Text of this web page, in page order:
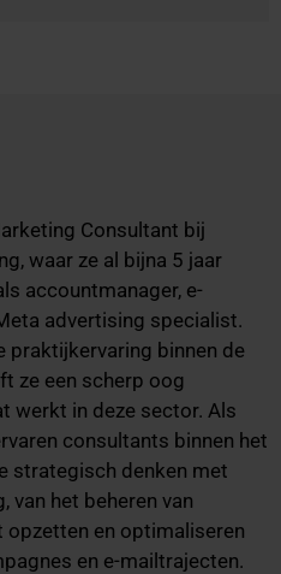
Consultant bij
waar ze al bijna 5 jaar
accountmanager, e-
advertising specialist.
praktijkervaring binnen de
ze een scherp oog
werkt in deze sector. Als
consultants binnen het
strategisch denken met
van het beheren van
en optimaliseren
en e-mailtrajecten.